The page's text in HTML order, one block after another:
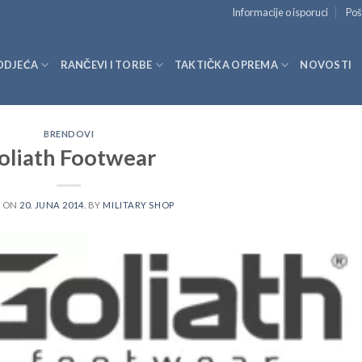
Informacije o isporuci
RANČEVI I TORBE TAKTIČKA OPREMA NOVOSTI
BRENDOVI
Footwear
ON 20. JUNA 2014. BY MILITARY SHOP